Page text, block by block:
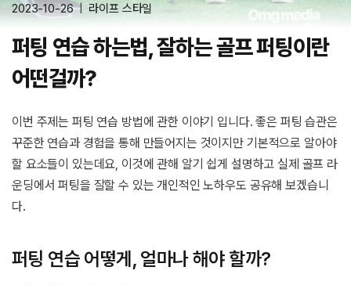
2023-10-26 라이프 스타일
퍼팅 연습 하는법, 잘하는 골프 퍼팅이란
어떤걸까?
이번 주제는 퍼팅 연습 방법에 관한 이야기 입니다. 좋은 퍼팅 습관은
꾸준한 연습과 경험을 통해 만들어지는 것이지만 기본적으로 알아야
할 요소들이 있는데요, 이것에 관해 알기 쉽게 설명하고 실제 골프 라
운딩에서 퍼팅을 잘할 수 있는 개인적인 노하우도 공유해 보겠습니
다.
퍼팅 연습 어떻게, 얼마나 해야 할까?